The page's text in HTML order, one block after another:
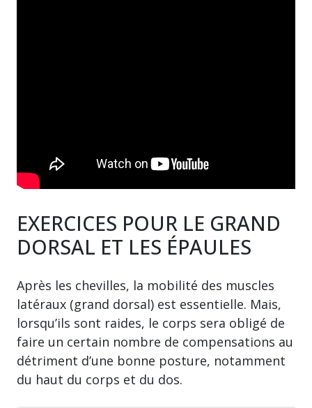
EXERCICES POUR LE GRAND
DORSAL ET LES ÉPAULES
Après les chevilles, la mobilité des muscles
latéraux (grand dorsal) est essentielle. Mais,
lorsqu’ils sont raides, le corps sera obligé de
faire un certain nombre de compensations au
détriment d’une bonne posture, notamment
du haut du corps et du dos.